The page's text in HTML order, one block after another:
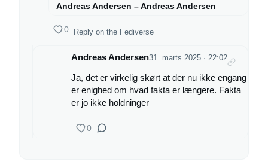
Andreas Andersen – Andreas Andersen
0 Reply on the Fediverse
Andreas Andersen31. marts 2025 · 22:02
Ja, det er virkelig skørt at der nu ikke engang
er enighed om hvad fakta er længere. Fakta
er jo ikke holdninger
0